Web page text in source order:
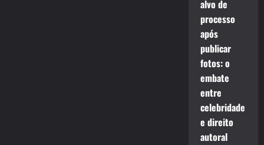
alvo de
processo
após
publicar
fotos: o
embate
entre
celebridade
e direito
autoral